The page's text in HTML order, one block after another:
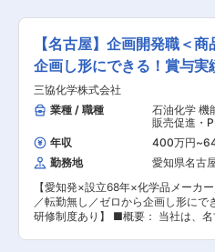
ついて MELSOI（メルソイ 女性の
大人デザインへ昇華） Olume（オ
働く女性向けFeminine×Casual）
猫が喉を鳴らすような喜びとリラッ
SOEMIN（ソミン 韓国的感性と東京
合） ■ポジションの魅力： ◇急成長中のD2C事
業の新規立ち上げメンバーとして参
企業として財務基盤がしっかり整っ
資本力はありながら新規のアパレル
える魅力的な環境となります ◇社内
く、単なるアパレル業務にとどまら
事業創りができます ◇成長企業の仕
ジを身に着けることができます 変更の範囲：会社
ど幅広い生活関連商品を展開してい
商品開発部にて新たな価値を創出す
クラスの人材を募集します。商品開
がら、バイヤー視点で商品ラインナ
くポジションです。 ◆業務： 商品開発を中心
に、バイヤー視点での商品構成提案
わっていただきます。 ・商品開発に
（海外出張あり…中国、東南アジア
は月に1回〜数ヶ月に1回ほど ・海
新規提案 ・工場選定・新規開発ルー
直接貿易（中国、東南アジア）およ
の輸入商品開発 ・カテゴリー別の商
分析 ・バイヤーと連携した商品構
戦略への提言 ・知財・品質管理部との
力： ・商品開発×バイヤー視点の両
開発ではなく、「どの商品を、どの
【名古屋】企画開発職＜
企画し形にできる！賞与実
三協化学株式会社
業種 / 職種
石油化学 機
販売促進・
年収
400万円~
勤務地
愛知県名古
【愛知発×設立68年×化学品メーカ
／転勤無し／ゼロから企画し形にで
研修制度あり】 ■概要： 当社は、名古屋市に本